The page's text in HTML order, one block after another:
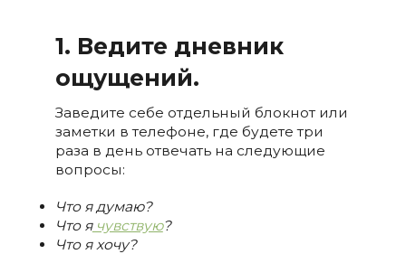
1. Ведите дневник
ощущений.
Заведите себе отдельный блокнот или
заметки в телефоне, где будете три
раза в день отвечать на следующие
вопросы:
Что я думаю?
Что ячувствую?
Что я хочу?